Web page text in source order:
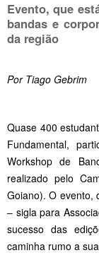
Evento, que
bandas e
da região
Por Tiago Gebrim
Quase 400
Fundamental,
Workshop de
realizado pelo
Goiano). O evento,
– sigla para
sucesso das
caminha rumo a